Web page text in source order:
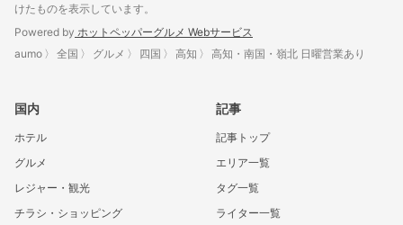
けたものを表示しています。
Powered by ホットペッパーグルメ Webサービス
aumo
全国 グルメ 四国 高知 高知・南国・嶺北 日曜営業あり
国内
ホテル
グルメ
レジャー・観光
チラシ・ショッピング
記事
記事トップ
エリア一覧
タグ一覧
ライター一覧